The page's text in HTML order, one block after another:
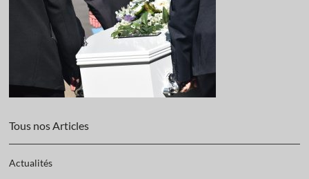
Tous nos Articles
Actualités